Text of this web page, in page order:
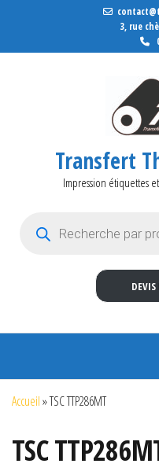
3, rue
Transfert
Impression étiquettes
Accueil»TSC TTP286MT
TSC